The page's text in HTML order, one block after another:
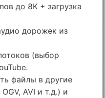
до 8K + загрузка
дорожек из
(выбор
файлы в другие
AVI и т.д.) и